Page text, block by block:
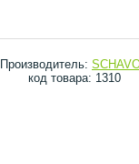
Производитель:
код товара: 1310